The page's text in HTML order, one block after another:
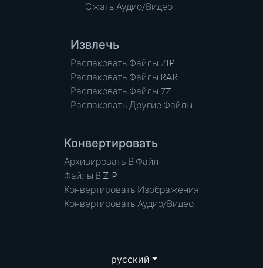
Сжать Аудио/Видео
Извлечь
Распаковать Файлы ZIP
Распаковать Файлы RAR
Распаковать Файлы 7Z
Распаковать Другие Файлы
Конвертировать
Архивировать В Файл
Файлы В ZIP
Конвертировать Изображения
Конвертировать Аудио/Видео
русский